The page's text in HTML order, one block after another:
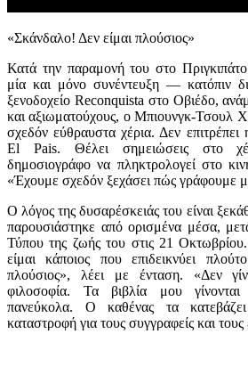
«Σκάνδαλο! Δεν είμαι πλούσιος»
Κατά την παραμονή του στο
μία και μόνο συνέντευξη — κατόπιν
ξενοδοχείο Reconquista στο Οβιέδο,
και αξιωματούχους, ο Μπιουνγκ-Τσουλ
σχεδόν εύθραυστα χέρια. Δεν επιτρέπει
El Pais. Θέλει σημειώσεις στο
δημοσιογράφο να πληκτρολογεί στο
«Έχουμε σχεδόν ξεχάσει πώς γράφουμε
Ο λόγος της δυσαρέσκειάς του είναι
παρουσιάστηκε από ορισμένα μέσα,
Τύπου της ζωής του στις 21
είμαι κάποιος που επιδεικνύει
πλούσιος», λέει με ένταση. «Δεν
φιλοσοφία. Τα βιβλία μου γίνονται
πανεύκολα. Ο καθένας τα
καταστροφή για τους συγγραφείς και τους